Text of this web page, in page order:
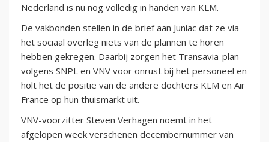
Nederland is nu nog volledig in handen van KLM.
De vakbonden stellen in de brief aan Juniac dat ze via
het sociaal overleg niets van de plannen te horen
hebben gekregen. Daarbij zorgen het Transavia-plan
volgens SNPL en VNV voor onrust bij het personeel en
holt het de positie van de andere dochters KLM en Air
France op hun thuismarkt uit.
VNV-voorzitter Steven Verhagen noemt in het
afgelopen week verschenen decembernummer van